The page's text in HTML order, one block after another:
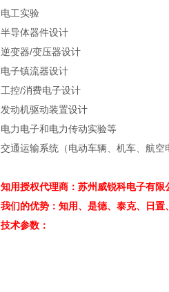
电工实验
半导体器件设计
逆变器/变压器设计
电子镇流器设计
工控/消费电子设计
发动机驱动装置设计
电力电子和电力传动实验等
交通运输系统（电动车辆、机车、航空
知用授权代理商：苏州威锐科电子有限
我们的优势：知用、是德、泰克、日
技术参数：